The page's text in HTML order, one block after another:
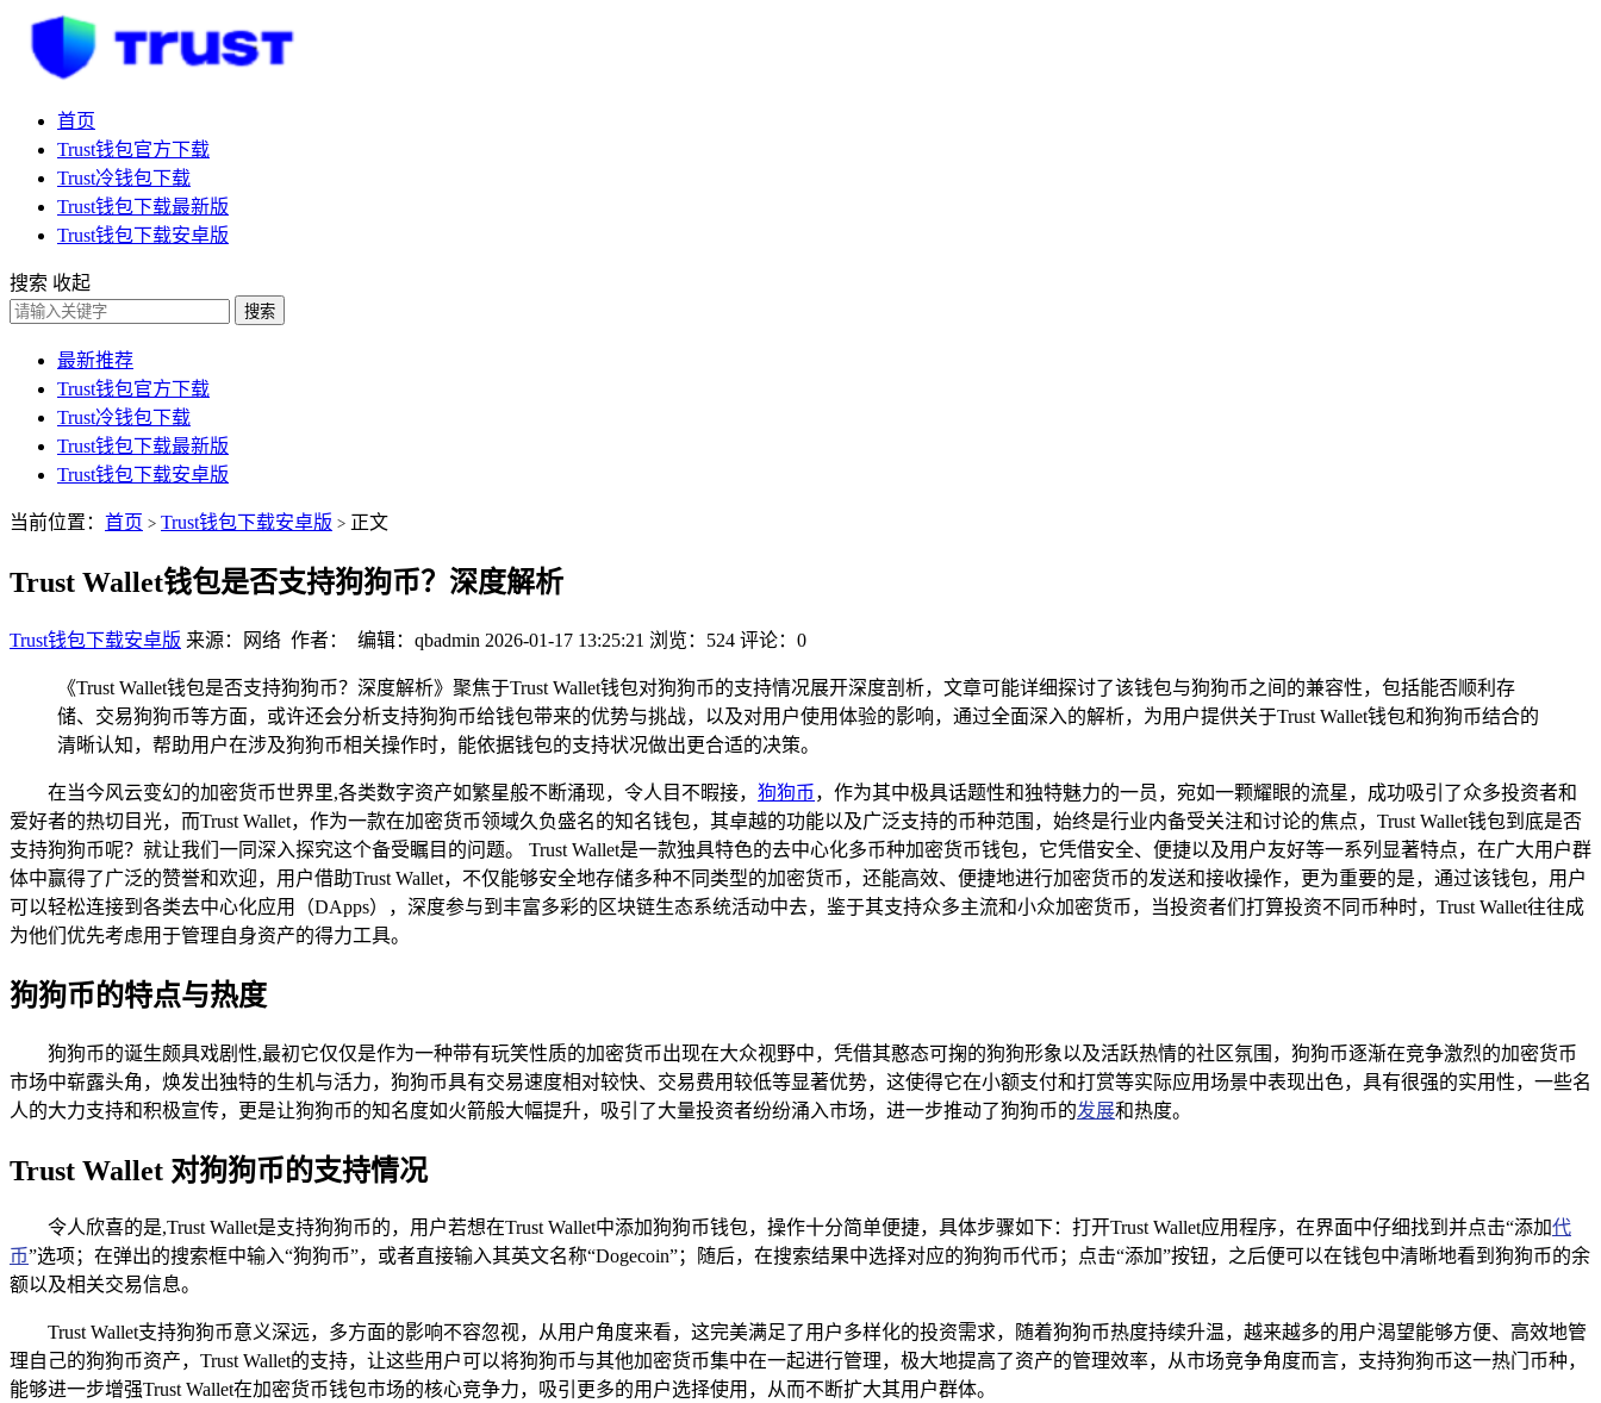
首页
Trust钱包官方下载
Trust冷钱包下载
Trust钱包下载最新版
Trust钱包下载安卓版
搜索 收起
搜索
最新推荐
Trust钱包官方下载
Trust冷钱包下载
Trust钱包下载最新版
Trust钱包下载安卓版
当前位置： 首页 > Trust钱包下载安卓版 > 正文
Trust Wallet钱包是否支持狗狗币？深度解析
Trust钱包下载安卓版 来源：网络 作者： 编辑：qbadmin 2026-01-17 13:25:21 浏览：524 评论：0
《Trust Wallet钱包是否支持狗狗币？深度解析》聚焦于Trust Wallet钱包对狗狗币的支持情况展开深度剖析，文章可能详细探讨了该钱包与狗狗币之间的兼容性，包括能否顺利存
储、交易狗狗币等方面，或许还会分析支持狗狗币给钱包带来的优势与挑战，以及对用户使用体验的影响，通过全面深入的解析，为用户提供关于Trust Wallet钱包和狗狗币结合的
清晰认知，帮助用户在涉及狗狗币相关操作时，能依据钱包的支持状况做出更合适的决策。
在当今风云变幻的加密货币世界里,各类数字资产如繁星般不断涌现，令人目不暇接， 狗狗币 ，作为其中极具话题性和独特魅力的一员，宛如一颗耀眼的流星，成功吸引了众多投资者和
爱好者的热切目光，而Trust Wallet，作为一款在加密货币领域久负盛名的知名钱包，其卓越的功能以及广泛支持的币种范围，始终是行业内备受关注和讨论的焦点，Trust Wallet钱包到底是否
支持狗狗币呢？就让我们一同深入探究这个备受瞩目的问题。 Trust Wallet是一款独具特色的去中心化多币种加密货币钱包，它凭借安全、便捷以及用户友好等一系列显著特点，在广大用户群
体中赢得了广泛的赞誉和欢迎，用户借助Trust Wallet，不仅能够安全地存储多种不同类型的加密货币，还能高效、便捷地进行加密货币的发送和接收操作，更为重要的是，通过该钱包，用户
可以轻松连接到各类去中心化应用（DApps），深度参与到丰富多彩的区块链生态系统活动中去，鉴于其支持众多主流和小众加密货币，当投资者们打算投资不同币种时，Trust Wallet往往成
为他们优先考虑用于管理自身资产的得力工具。
狗狗币的特点与热度
狗狗币的诞生颇具戏剧性,最初它仅仅是作为一种带有玩笑性质的加密货币出现在大众视野中，凭借其憨态可掬的狗狗形象以及活跃热情的社区氛围，狗狗币逐渐在竞争激烈的加密货币
市场中崭露头角，焕发出独特的生机与活力，狗狗币具有交易速度相对较快、交易费用较低等显著优势，这使得它在小额支付和打赏等实际应用场景中表现出色，具有很强的实用性，一些名
人的大力支持和积极宣传，更是让狗狗币的知名度如火箭般大幅提升，吸引了大量投资者纷纷涌入市场，进一步推动了狗狗币的发展和热度。
Trust Wallet 对狗狗币的支持情况
令人欣喜的是,Trust Wallet是支持狗狗币的，用户若想在Trust Wallet中添加狗狗币钱包，操作十分简单便捷，具体步骤如下：打开Trust Wallet应用程序，在界面中仔细找到并点击“添加代
币”选项；在弹出的搜索框中输入“狗狗币”，或者直接输入其英文名称“Dogecoin”；随后，在搜索结果中选择对应的狗狗币代币；点击“添加”按钮，之后便可以在钱包中清晰地看到狗狗币的余
额以及相关交易信息。
Trust Wallet支持狗狗币意义深远，多方面的影响不容忽视，从用户角度来看，这完美满足了用户多样化的投资需求，随着狗狗币热度持续升温，越来越多的用户渴望能够方便、高效地管
理自己的狗狗币资产，Trust Wallet的支持，让这些用户可以将狗狗币与其他加密货币集中在一起进行管理，极大地提高了资产的管理效率，从市场竞争角度而言，支持狗狗币这一热门币种，
能够进一步增强Trust Wallet在加密货币钱包市场的核心竞争力，吸引更多的用户选择使用，从而不断扩大其用户群体。